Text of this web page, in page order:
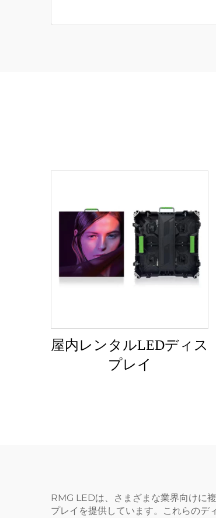
屋内レンタルLEDディス
プレイ
RMG LEDは、さまざまな業界向けに
プレイを提供しています。これらのデ